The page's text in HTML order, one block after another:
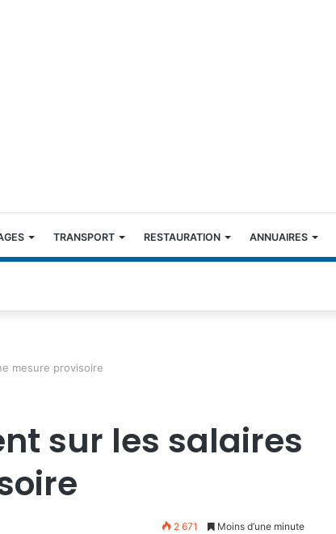
TRANSPORT RESTAURATION ANNUAIRES
mesure provisoire
sur les salaires
2 671 Moins d’une minute